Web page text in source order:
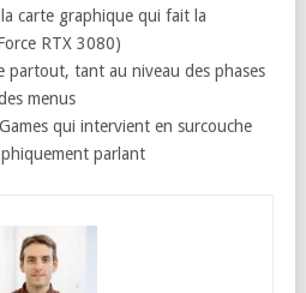
carte graphique qui fait la
RTX 3080)
partout, tant au niveau des phases
menus
qui intervient en surcouche
parlant